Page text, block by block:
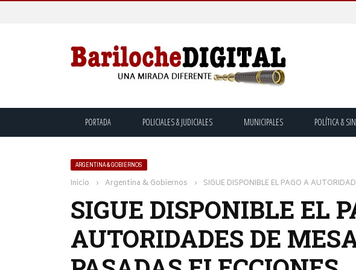
PORTADA POLICIALES & JUDICIALES MUNICIPALES POLÍTICA &
ARGENTINA & GOBIERNOS
Inicio › Argentina & Gobiernos › SIGUE DISPONIBLE EL PAGO A
SIGUE DISPONIBLE EL
AUTORIDADES DE